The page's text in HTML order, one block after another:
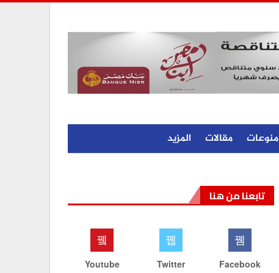
منوعات مقالات المزيد
تابعنا من هنا
Facebook
Twitter
Youtube